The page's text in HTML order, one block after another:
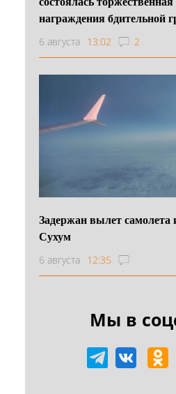
награждения бдительной
6 августа 13:02 2
Задержан вылет самолета
Сухум
6 августа 12:35
Мы в